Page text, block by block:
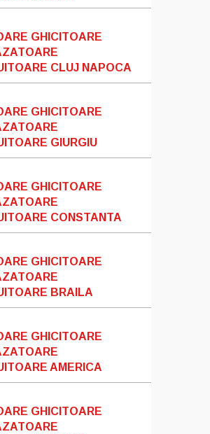
GHICITOARE
CLUJ NAPOCA
GHICITOARE
GIURGIU
GHICITOARE
CONSTANTA
GHICITOARE
BRAILA
GHICITOARE
AMERICA
GHICITOARE